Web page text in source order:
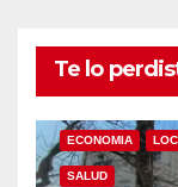
Te lo
ECONOMIA
SALUD